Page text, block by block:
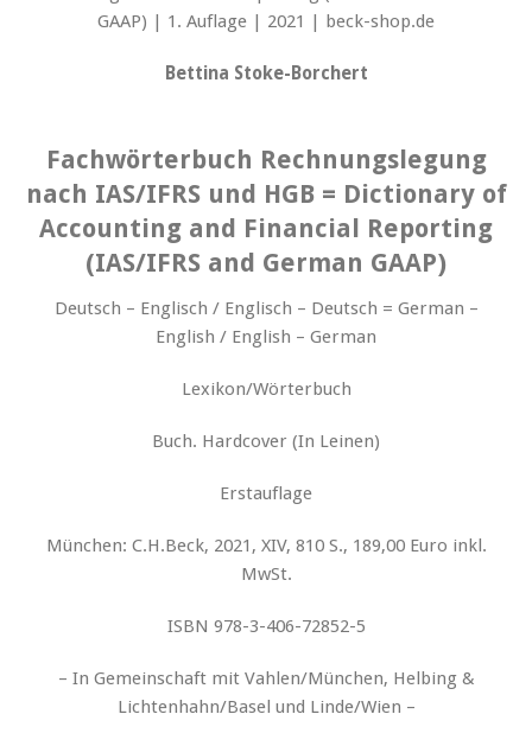
Bettina Stoke-Borchert
Fachwörterbuch Rechnungslegung
nach IAS/IFRS und HGB = Dictionary of
Accounting and Financial Reporting
(IAS/IFRS and German GAAP)
Deutsch – Englisch / Englisch – Deutsch = German –
English / English – German
Lexikon/Wörterbuch
Buch. Hardcover (In Leinen)
Erstauflage
München: C.H.Beck, 2021, XIV, 810 S., 189,00 Euro inkl.
MwSt.
ISBN 978-3-406-72852-5
– In Gemeinschaft mit Vahlen/München, Helbing &
Lichtenhahn/Basel und Linde/Wien –